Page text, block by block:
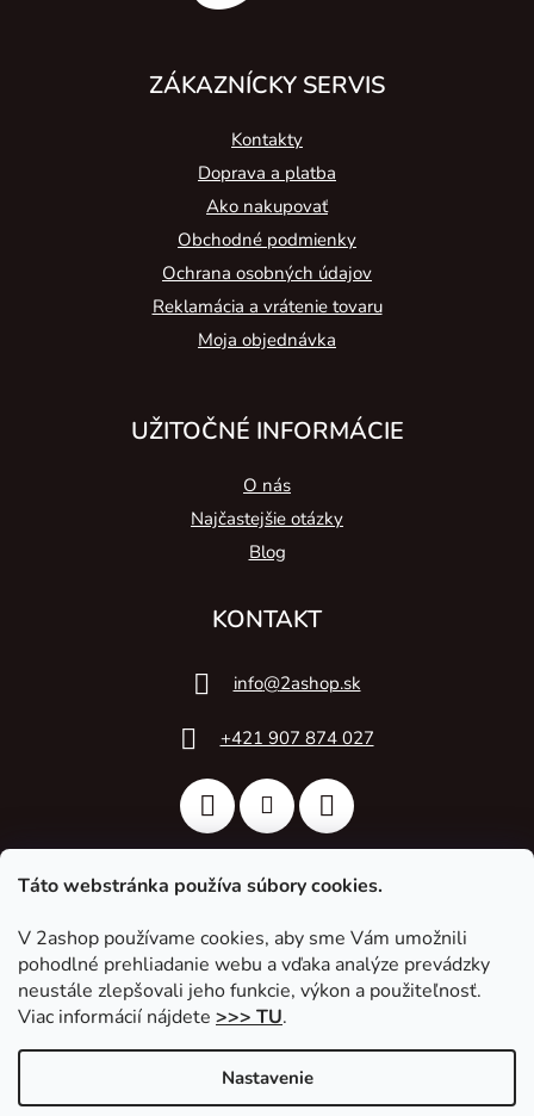
Táto webstránka používa súbory cookies.
V 2ashop používame cookies, aby sme Vám umožnili
pohodlné prehliadanie webu a vďaka analýze prevádzky
neustále zlepšovali jeho funkcie, výkon a použiteľnosť.
Viac informácií nájdete >>> TU.
Nastavenie
ZÁKAZNÍCKY SERVIS
Kontakty
Doprava a platba
Ako nakupovať
Obchodné podmienky
Ochrana osobných údajov
Reklamácia a vrátenie tovaru
Moja objednávka
UŽITOČNÉ INFORMÁCIE
O nás
Najčastejšie otázky
Blog
KONTAKT
info@2ashop.sk
+421 907 874 027
2A Acoustic